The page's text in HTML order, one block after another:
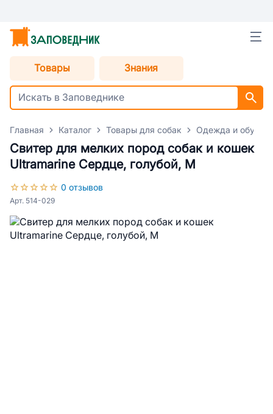
Товары Знания
Главная Каталог Товары для собак Одежда и обувь
Свитер для мелких пород собак и кошек
Ultramarine Сердце, голубой, M
0 отзывов
Арт. 514-029